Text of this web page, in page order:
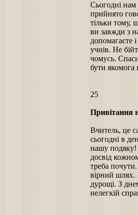
Сьогодні нам
прийнято
тільки тому,
ви завжди з
допомагаєте
учнів. Не
чомусь.
бути
25
Привітання
Вчитель, це
сьогодні в
нашу подяку!
досвід
треба
вірний шлях.
дурощі. З
нелегкій